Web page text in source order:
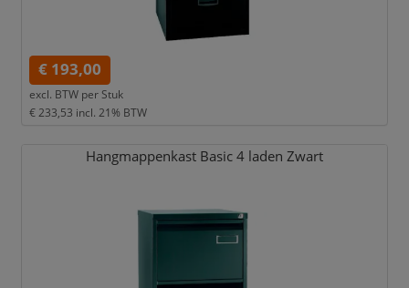
€ 193,00
excl. BTW per Stuk
€ 233,53 incl. 21% BTW
Hangmappenkast Basic 4 laden Zwart